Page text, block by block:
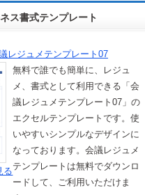
ス書式テンプレート
レジュメテンプレート07
無料で誰でも簡単に、レジュ
メ、書式として利用できる「会
議レジュメテンプレート07」の
エクセルテンプレートです。使
いやすいシンプルなデザインに
なっております。会議レジュメ
テンプレートは無料でダウンロ
ードして、ご利用いただけま
る